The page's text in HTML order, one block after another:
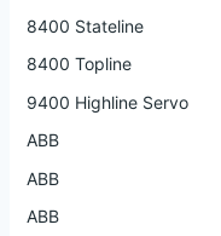
8400 Stateline
8400 Topline
9400 Highline Servo
ABB
ABB
ABB